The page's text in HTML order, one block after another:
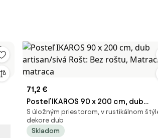
71,2 €
Posteľ IKAROS 90 x 200 cm, dub
artisan/sivá Rošt: Bez roštu,
Bez matraca
S úložným priestorom, v rustikálnom
dekore dub
Skladom